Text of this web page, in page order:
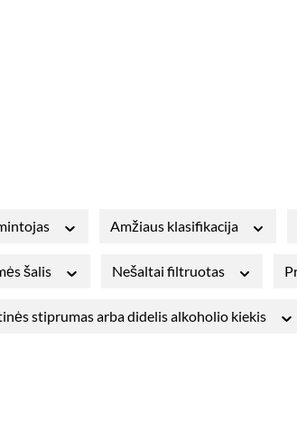
Amžiaus klasifikacija
šalis Nešaltai filtruotas
stiprumas arba didelis alkoholio kiekis